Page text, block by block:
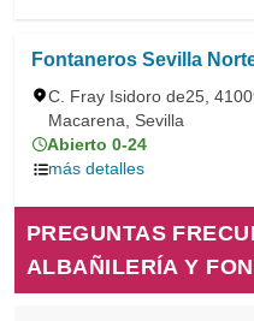
Fontaneros Sevilla
C. Fray Isidoro de25,
Macarena, Sevilla
Abierto 0-24
más detalles
PREGUNTAS
ALBAÑILERÍA Y